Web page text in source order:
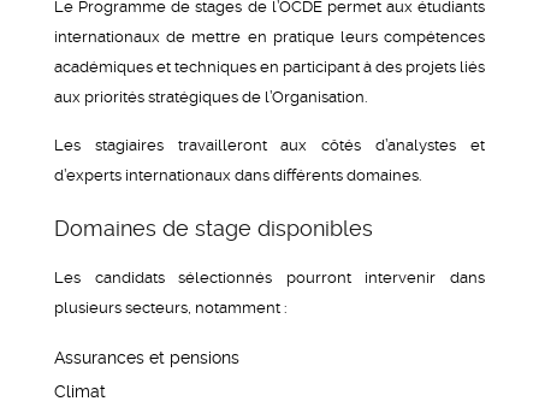
Le Programme de stages de l’OCDE permet aux étudiants
internationaux de mettre en pratique leurs compétences
académiques et techniques en participant à des projets liés
aux priorités stratégiques de l’Organisation.
Les stagiaires travailleront aux côtés d’analystes et
d’experts internationaux dans différents domaines.
Domaines de stage disponibles
Les candidats sélectionnés pourront intervenir dans
plusieurs secteurs, notamment :
Assurances et pensions
Climat